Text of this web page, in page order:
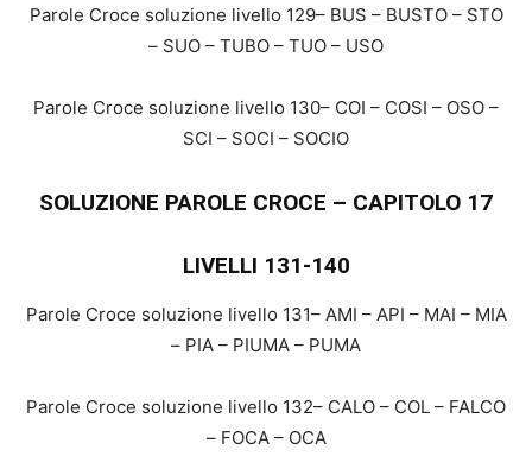
Parole Croce soluzione livello 129– BUS – BUSTO – STO
– SUO – TUBO – TUO – USO
Parole Croce soluzione livello 130– COI – COSI – OSO –
SCI – SOCI – SOCIO
SOLUZIONE PAROLE CROCE – CAPITOLO 17
LIVELLI 131-140
Parole Croce soluzione livello 131– AMI – API – MAI – MIA
– PIA – PIUMA – PUMA
Parole Croce soluzione livello 132– CALO – COL – FALCO
– FOCA – OCA